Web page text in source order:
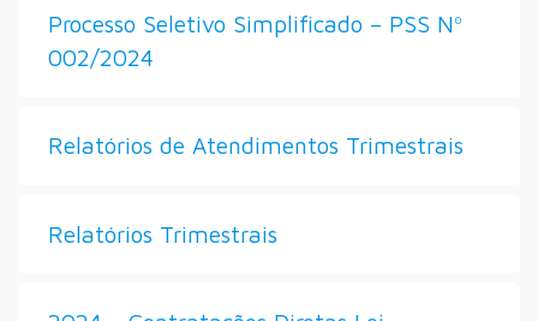
Processo Seletivo Simplificado – PSS Nº
002/2024
Relatórios de Atendimentos Trimestrais
Relatórios Trimestrais